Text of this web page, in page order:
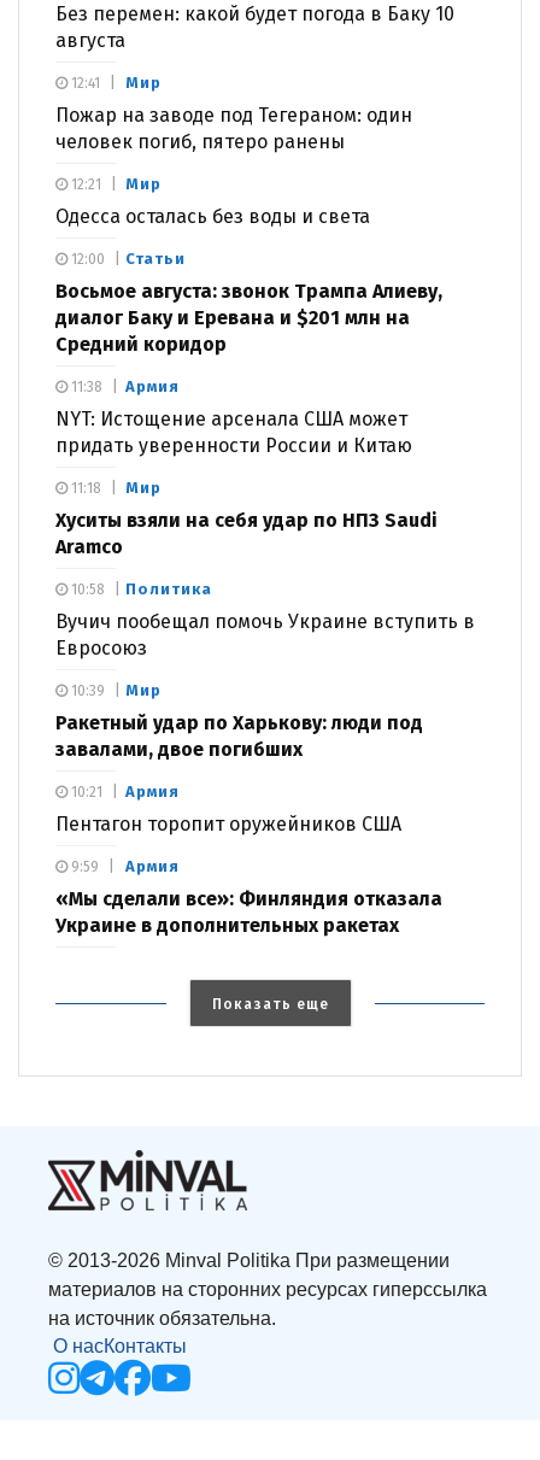
Без перемен: какой будет погода в Баку 10
августа
Мир
Пожар на заводе под Тегераном: один
человек погиб, пятеро ранены
12:41
Мир
Одесса осталась без воды и света
12:21
Статьи
Восьмое августа: звонок Трампа Алиеву,
диалог Баку и Еревана и $201 млн на
Средний коридор
12:00
Армия
NYT: Истощение арсенала США может
придать уверенности России и Китаю
11:38
Мир
Хуситы взяли на себя удар по НПЗ Saudi
Aramco
11:18
Политика
Вучич пообещал помочь Украине вступить в
Евросоюз
10:58
Мир
Ракетный удар по Харькову: люди под
завалами, двое погибших
10:39
Армия
Пентагон торопит оружейников США
10:21
Армия
«Мы сделали все»: Финляндия отказала
Украине в дополнительных ракетах
9:59
Показать еще
© 2013-2026 Minval Politika При размещении
материалов на сторонних ресурсах гиперссылка
на источник обязательна.
О насКонтакты